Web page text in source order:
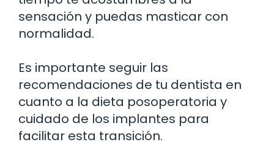
sensación y puedas masticar con
normalidad.
Es importante seguir las
recomendaciones de tu dentista en
cuanto a la dieta posoperatoria y
cuidado de los implantes para
facilitar esta transición.